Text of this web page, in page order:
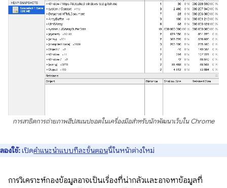
การสาธิตการถ่ายภาพฮีปสแนปชอตในเครื่องมือสำหรับนักพัฒนาเว็บใน Chrome
ลองใช้:เปิดคำแนะนำแบบทีละขั้นตอนนี้ในหน้าต่างใหม่
การวิเคราะห์กองข้อมูลอาจเป็นเรื่องที่น่ากลัวและอาจหาข้อมูลที่